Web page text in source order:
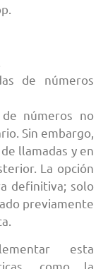
de números
números no
Sin embargo,
llamadas y en
La opción
definitiva; solo
previamente
esta
como la